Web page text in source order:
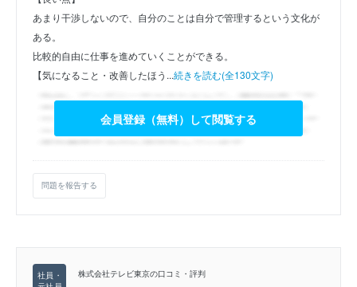
あまり干渉しないので、自分のことは自分で管理するという文化が
ある。
比較的自由に仕事を進めていくことができる。
【気になること・改善したほう...続きを読む(全130文字)
会員登録（無料）して閲覧する
問題を報告する
株式会社テレビ東京の口コミ・評判